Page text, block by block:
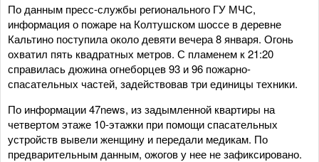
По данным пресс-службы регионального ГУ МЧС,
информация о пожаре на Колтушском шоссе в деревне
Кальтино поступила около девяти вечера 8 января. Огонь
охватил пять квадратных метров. С пламенем к 21:20
справилась дюжина огнеборцев 93 и 96 пожарно-
спасательных частей, задействовав три единицы техники.
По информации 47news, из задымленной квартиры на
четвертом этаже 10-этажки при помощи спасательных
устройств вывели женщину и передали медикам. По
предварительным данным, ожогов у нее не зафиксировано.